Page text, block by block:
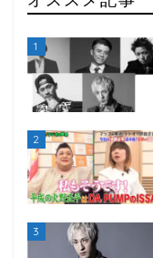
1
2
3